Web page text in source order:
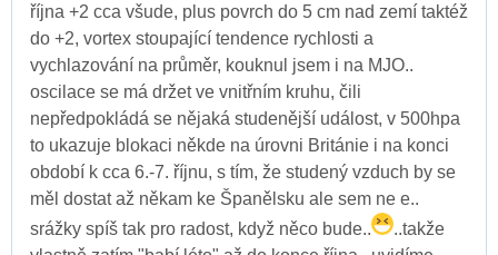
října +2 cca všude, plus povrch do 5 cm nad zemí taktéž
do +2, vortex stoupající tendence rychlosti a
vychlazování na průměr, kouknul jsem i na MJO..
oscilace se má držet ve vnitřním kruhu, čili
nepředpokládá se nějaká studenější událost, v 500hpa
to ukazuje blokaci někde na úrovni Británie i na konci
období k cca 6.-7. říjnu, s tím, že studený vzduch by se
měl dostat až někam ke Španělsku ale sem ne e..
srážky spíš tak pro radost, když něco bude..
..takže